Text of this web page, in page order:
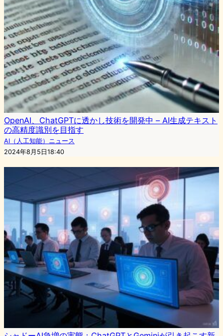
OpenAI、ChatGPTに透かし技術を開発中 – AI生成テキスト
の高精度識別を目指す
AI（人工知能）ニュース
2024年8月5日18:40